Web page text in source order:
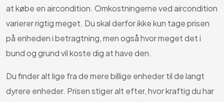
at købe en aircondition. Omkostningerne ved aircondition
varierer rigtig meget. Du skal derfor ikke kun tage prisen
på enheden i betragtning, men også hvor meget det i
bund og grund vil koste dig at have den.
Du finder alt lige fra de mere billige enheder til de langt
dyrere enheder. Prisen stiger alt efter, hvor kraftig du har